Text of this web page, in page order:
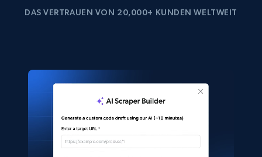
DAS VERTRAUEN VON 20,000+ KUNDEN WELTWEIT